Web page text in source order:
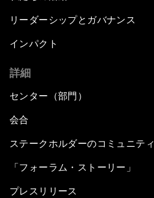
リーダーシップとガバナンス
インパクト
詳細
センター（部門）
会合
ステークホルダーのコミュニティ
「フォーラム・ストーリー」
プレスリリース